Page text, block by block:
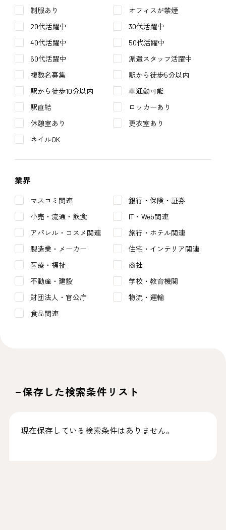
制服あり
オフィスが禁煙
20代活躍中
30代活躍中
40代活躍中
50代活躍中
60代活躍中
派遣スタッフ活躍中
複数名募集
駅から徒歩5分以内
駅から徒歩10分以内
車通勤可能
駅直結
ロッカーあり
休憩室あり
更衣室あり
ネイルOK
業界
マスコミ関連
銀行・保険・証券
小売・流通・飲食
IT・Web関連
アパレル・コスメ関連
旅行・ホテル関連
製造業・メーカー
住宅・インテリア関連
医療・福祉
商社
不動産・建設
学校・教育機関
財団法人・官公庁
物流・運輸
食品関連
保存した検索条件リスト
現在保存している検索条件はありません。